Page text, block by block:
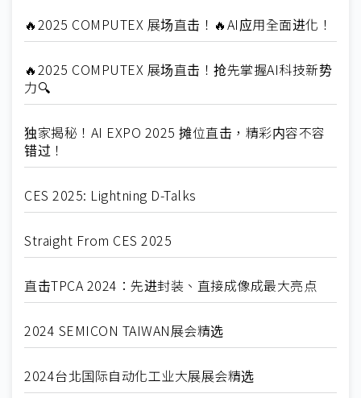
🔥2025 COMPUTEX 展场直击！🔥AI应用全面进化！
🔥2025 COMPUTEX 展场直击！抢先掌握AI科技新势
力🔍
独家揭秘！AI EXPO 2025 摊位直击，精彩内容不容
错过！
CES 2025: Lightning D-Talks
Straight From CES 2025
直击TPCA 2024：先进封装、直接成像成最大亮点
2024 SEMICON TAIWAN展会精选
2024台北国际自动化工业大展展会精选